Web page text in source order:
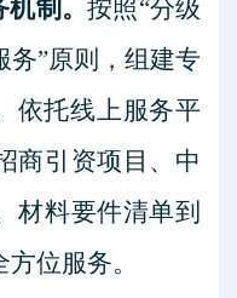
机制。按照“分级
务”原则，组建专
依托线上服务平
商引资项目、中
材料要件清单到
位服务。